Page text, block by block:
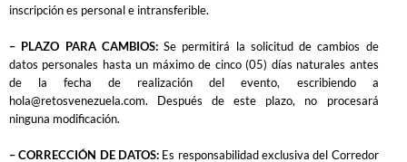
inscripción es personal e intransferible.
– PLAZO PARA CAMBIOS:Se permitirá la solicitud de cambios de
datos personales hasta un máximo de cinco (05) días naturales antes
de la fecha de realización del evento, escribiendo a
hola@retosvenezuela.com. Después de este plazo, no procesará
ninguna modificación.
– CORRECCIÓN DE DATOS:Es responsabilidad exclusiva del Corredor